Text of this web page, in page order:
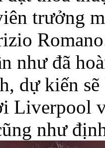
trưởng
như đã
dự kiến
Liverpool
như